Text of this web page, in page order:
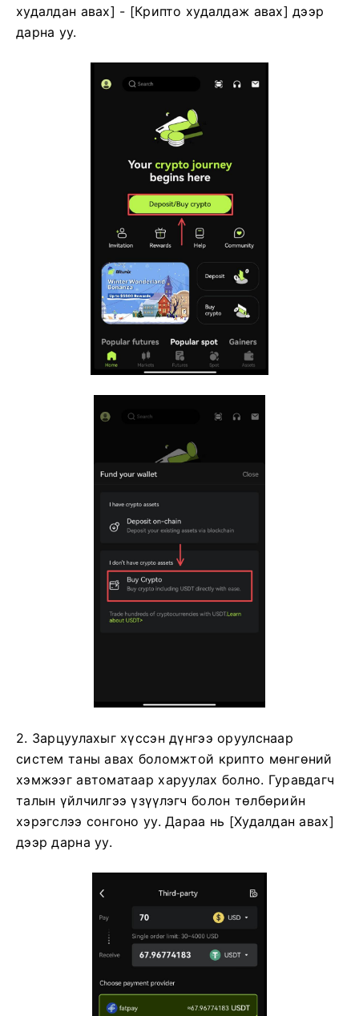
худалдан авах] - [Крипто худалдаж авах] дээр
дарна уу.
2. Зарцуулахыг хүссэн дүнгээ оруулснаар
систем таны авах боломжтой крипто мөнгөний
хэмжээг автоматаар харуулах болно. Гуравдагч
талын үйлчилгээ үзүүлэгч болон төлбөрийн
хэрэгслээ сонгоно уу.Дараа нь [Худалдан авах]
дээр дарна уу.